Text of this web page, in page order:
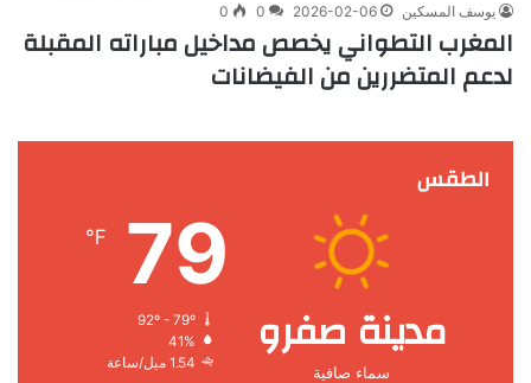
يوسف المسكين 2026-02-06
0
0
المغرب التطواني يخصص مداخيل مباراته المقبلة
لدعم المتضررين من الفيضانات
الطقس
مدينة صفرو
سماء صافية
79
℉
92º - 79º
41%
1.54 ميل/ساعة